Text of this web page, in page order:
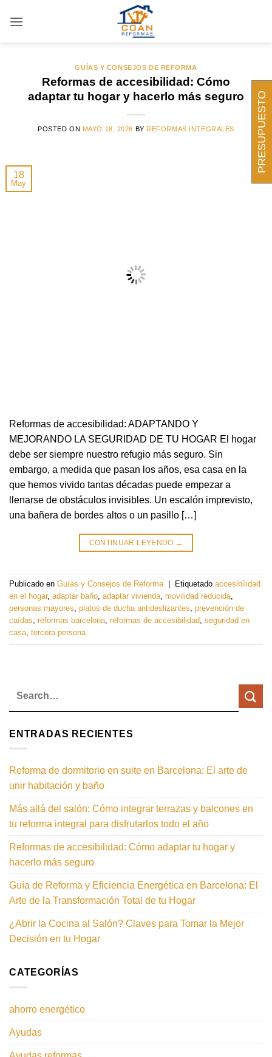
ARCHIVOS DE ETIQUETAS:
MAYORES
GUÍAS Y CONSEJOS DE REFORMA
Reformas de accesibilidad: Cómo
adaptar tu hogar y hacerlo más seguro
POSTED ON MAYO 18, 2026 BY REFORMAS INTEGRALES
18
May
Reformas de accesibilidad: ADAPTANDO Y
MEJORANDO LA SEGURIDAD DE TU HOGAR El hogar
debe ser siempre nuestro refugio más seguro. Sin
embargo, a medida que pasan los años, esa casa en la
que hemos vivido tantas décadas puede empezar a
llenarse de obstáculos invisibles. Un escalón imprevisto,
una bañera de bordes altos o un pasillo […]
CONTINUAR LEYENDO →
Publicado en Guías y Consejos de Reforma Etiquetado accesibilidad
en el hogar, adaptar baño adaptar vivienda movilidad reducida
personas mayores platos de ducha antideslizantes prevención de
caídas reformas barcelona reformas de accesibilidad seguridad en
casa tercera persona
ENTRADAS RECIENTES
Reforma de dormitorio en suite en Barcelona: El arte de
unir habitación y baño
Más allá del salón: Cómo integrar terrazas y balcones en
tu reforma integral para disfrutarlos todo el año
Reformas de accesibilidad: Cómo adaptar tu hogar y
hacerlo más seguro
Guía de Reforma y Eficiencia Energética en Barcelona: El
Arte de la Transformación Total de tu Hogar
¿Abrir la Cocina al Salón? Claves para Tomar la Mejor
Decisión en tu Hogar
CATEGORÍAS
ahorro energético
Ayudas
PRESUPUESTO